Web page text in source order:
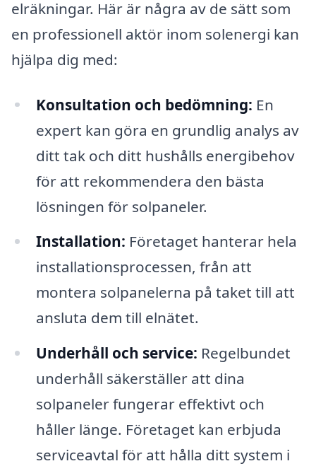
elräkningar. Här är några av de sätt som
en professionell aktör inom solenergi kan
hjälpa dig med:
Konsultation och bedömning: En
expert kan göra en grundlig analys av
ditt tak och ditt hushålls energibehov
för att rekommendera den bästa
lösningen för solpaneler.
Installation: Företaget hanterar hela
installationsprocessen, från att
montera solpanelerna på taket till att
ansluta dem till elnätet.
Underhåll och service: Regelbundet
underhåll säkerställer att dina
solpaneler fungerar effektivt och
håller länge. Företaget kan erbjuda
serviceavtal för att hålla ditt system i